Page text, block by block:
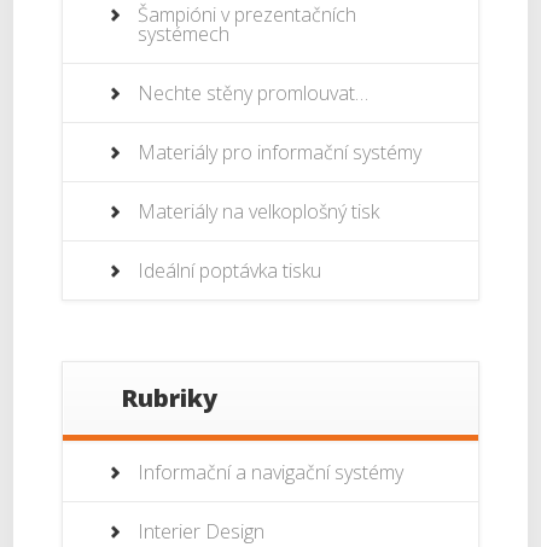
Šampióni v prezentačních
systémech
Nechte stěny promlouvat…
Materiály pro informační systémy
Materiály na velkoplošný tisk
Ideální poptávka tisku
Rubriky
Informační a navigační systémy
Interier Design